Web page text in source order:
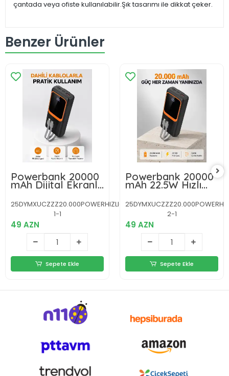
çantada veya ofiste kullanılabilir.Şık tasarımı ile dikkat çeker.
Benzer Ürünler
Powerbank 20000
mAh Dijital Ekranlı
ve Çok Kablolu
Hızlı Şarj Cihazı
25DYMXUCZZZ20.000POWERHIZLI-
1-1
49 AZN
Sepete Ekle
Powerbank 20000
mAh 22.5W Hızlı
Şarjlı ve Kompakt
Çoklu Kablo Çıkışlı
2-1
49 AZN
Sepete Ekle